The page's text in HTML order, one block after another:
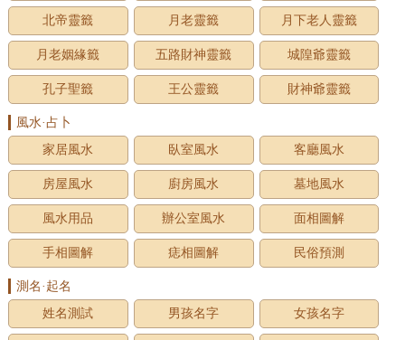
北帝靈籤 月老靈籤 月下老人靈籤
月老姻緣籤 五路財神靈籤 城隍爺靈籤
孔子聖籤 王公靈籤 財神爺靈籤
風水·占卜
家居風水
臥室風水 客廳風水
房屋風水 廚房風水 墓地風水
風水用品 辦公室風水 面相圖解
手相圖解 痣相圖解 民俗預測
測名·起名
姓名測試
男孩名字 女孩名字